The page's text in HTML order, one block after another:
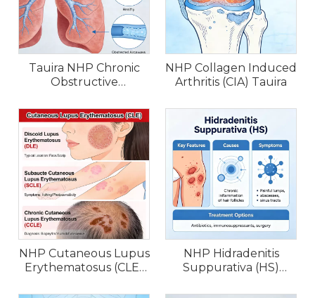
Tauira NHP Chronic
Obstructive
(COPD).
NHP Collagen Induced
Arthritis (CIA) Tauira
NHP Cutaneous Lupus
Erythematosus (CLE)
NHP Hidradenitis
Suppurativa (HS)